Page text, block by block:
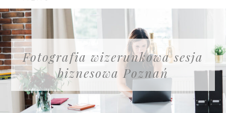
Fotografia wizerunkowa sesja
biznesowa Poznań